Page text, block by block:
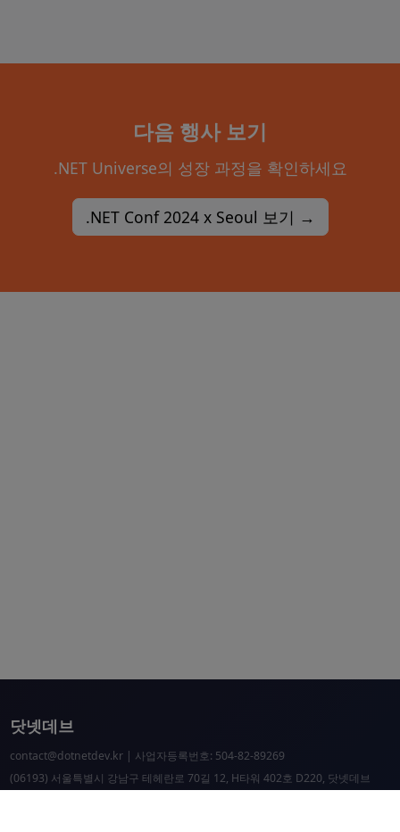
다음 행사 보기
.NET Universe의 성장 과정을 확인하세요
.NET Conf 2024 x Seoul 보기 →
닷넷데브
contact@dotnetdev.kr| 사업자등록번호: 504-82-89269
(06193) 서울특별시 강남구 테헤란로 70길 12, H타워 402호 D220, 닷넷데브